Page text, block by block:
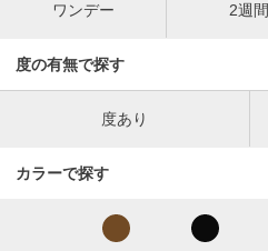
ワンデー 2週間
度の有無で探す
度あり
カラーで探す